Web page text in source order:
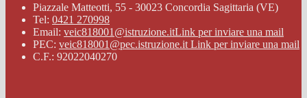
Piazzale Matteotti, 55 - 30023 Concordia Sagittaria (VE)
Tel: 0421 270998
Email: veic818001@istruzione.itLink per inviare una mail
PEC: veic818001@pec.istruzione.it Link per inviare una mail
C.F.: 92022040270